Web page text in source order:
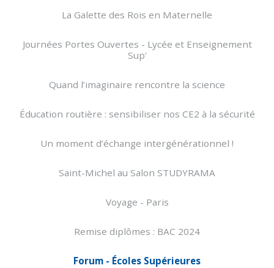
La Galette des Rois en Maternelle
Journées Portes Ouvertes - Lycée et Enseignement
Sup'
Quand l’imaginaire rencontre la science
Éducation routière : sensibiliser nos CE2 à la sécurité
Un moment d’échange intergénérationnel !
Saint-Michel au Salon STUDYRAMA
Voyage - Paris
Remise diplômes : BAC 2024
Forum - Écoles Supérieures